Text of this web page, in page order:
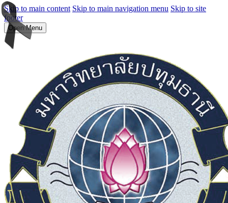
Skip to main content Skip to main navigation menu Skip to site
footer
Open Menu